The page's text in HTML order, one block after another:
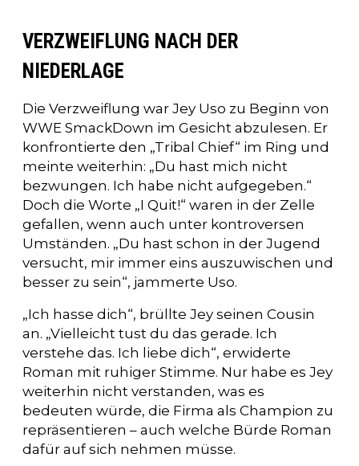
VERZWEIFLUNG NACH DER
NIEDERLAGE
Die Verzweiflung war Jey Uso zu Beginn von
WWE SmackDown im Gesicht abzulesen. Er
konfrontierte den „Tribal Chief“ im Ring und
meinte weiterhin: „Du hast mich nicht
bezwungen. Ich habe nicht aufgegeben.“
Doch die Worte „I Quit!“ waren in der Zelle
gefallen, wenn auch unter kontroversen
Umständen. „Du hast schon in der Jugend
versucht, mir immer eins auszuwischen und
besser zu sein“, jammerte Uso.
„Ich hasse dich“, brüllte Jey seinen Cousin
an. „Vielleicht tust du das gerade. Ich
verstehe das. Ich liebe dich“, erwiderte
Roman mit ruhiger Stimme. Nur habe es Jey
weiterhin nicht verstanden, was es
bedeuten würde, die Firma als Champion zu
repräsentieren – auch welche Bürde Roman
dafür auf sich nehmen müsse.